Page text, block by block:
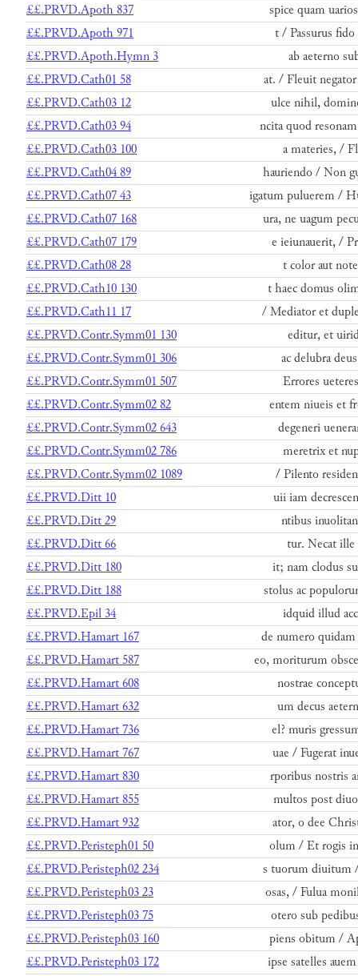
££.PRVD.Apoth 837
spice quam
££.PRVD.Apoth 971
t / Passurus
££.PRVD.Apoth.Hymn 3
ab aeterno
££.PRVD.Cath01 58
at. / Fleuit
££.PRVD.Cath03 12
ulce nihil,
££.PRVD.Cath03 94
ncita quod
££.PRVD.Cath03 100
a materies, /
££.PRVD.Cath04 89
hauriendo / Non
££.PRVD.Cath07 43
igatum puluerem /
££.PRVD.Cath07 168
ura, ne uagum
££.PRVD.Cath07 179
e ieiunauerit, /
££.PRVD.Cath08 28
t color aut
££.PRVD.Cath10 130
t haec domus
££.PRVD.Cath11 17
/ Mediator et
££.PRVD.Contr.Symm01 130
editur, et
££.PRVD.Contr.Symm01 306
ac delubra
££.PRVD.Contr.Symm01 507
Errores
££.PRVD.Contr.Symm02 82
entem niueis et
££.PRVD.Contr.Symm02 643
degeneri
££.PRVD.Contr.Symm02 786
meretrix et
££.PRVD.Contr.Symm02 1089
/ Pilento
££.PRVD.Ditt 10
uii iam
££.PRVD.Ditt 29
ntibus
££.PRVD.Ditt 66
tur. Necat ille
££.PRVD.Ditt 180
it; nam clodus
££.PRVD.Ditt 188
stolus ac
££.PRVD.Epil 34
idquid illud
££.PRVD.Hamart 167
de numero
££.PRVD.Hamart 587
eo, moriturum
££.PRVD.Hamart 608
nostrae
££.PRVD.Hamart 632
um decus
££.PRVD.Hamart 736
el? muris
££.PRVD.Hamart 767
uae / Fugerat
££.PRVD.Hamart 830
rporibus nostris
££.PRVD.Hamart 855
multos post
££.PRVD.Hamart 932
ator, o dee
££.PRVD.Peristeph01 50
olum / Et rogis
££.PRVD.Peristeph02 234
s tuorum diuitum
££.PRVD.Peristeph03 23
osas, / Fulua
££.PRVD.Peristeph03 75
otero sub
££.PRVD.Peristeph03 160
piens obitum /
££.PRVD.Peristeph03 172
ipse satelles